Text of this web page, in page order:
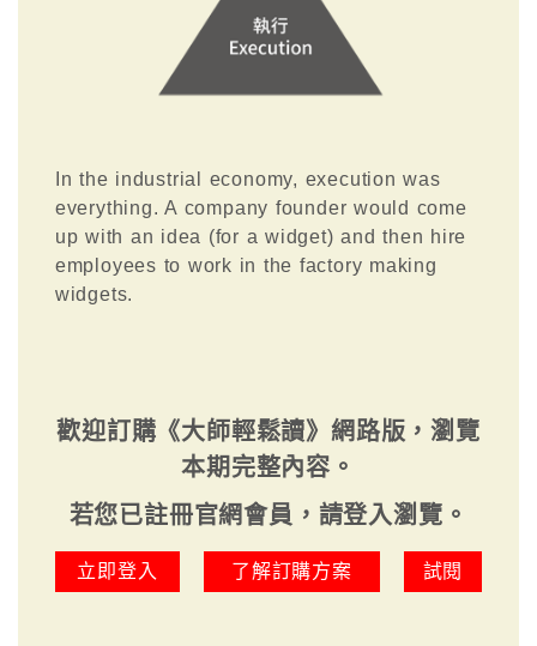
In the industrial economy, execution was
everything. A company founder would come
up with an idea (for a widget) and then hire
employees to work in the factory making
widgets.
歡迎訂購《大師輕鬆讀》網路版，瀏覽
本期完整內容。
若您已註冊官網會員，請登入瀏覽。
立即登入 了解訂購方案 試閱